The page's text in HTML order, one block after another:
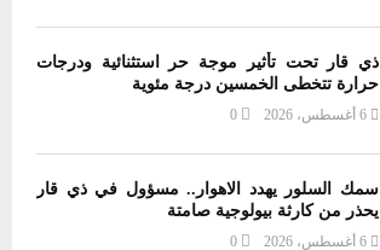
ذي قار تحت تأثير موجة حر استثنائية ودرجات
حرارة تتخطى الخمسين درجة مئوية
6 أغسطس، 2026 0
سمك السلور يهدد الاهوار.. مسؤول في ذي قار
يحذر من كارثة بيولوجية صامتة
6 أغسطس، 2026 0